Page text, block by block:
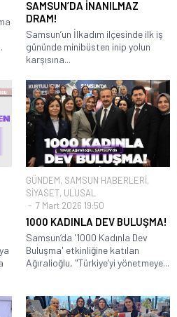
SAMSUN’DA İNANILMAZ
DRAM!
Samsun’un İlkadım ilçesinde ilk iş
gününde minibüsten inip yolun
karşısına...
GÜNDEM, SAMSUN HABERLERİ,
SİYASET, ULUSAL
7 Mart 2026 19:50
1000 KADINLA DEV BULUŞMA!
Samsun’da '1000 Kadınla Dev
Buluşma' etkinliğine katılan
Ağıralioğlu, "Türkiye’yi yönetmeye...